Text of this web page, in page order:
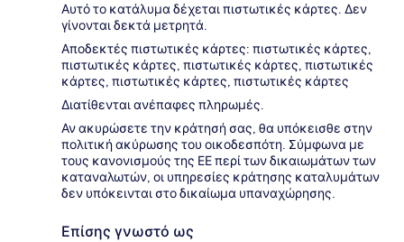
Αυτό το κατάλυμα δέχεται πιστωτικές κάρτες. Δεν
γίνονται δεκτά μετρητά.
Αποδεκτές πιστωτικές κάρτες: πιστωτικές κάρτες,
πιστωτικές κάρτες, πιστωτικές κάρτες, πιστωτικές
κάρτες, πιστωτικές κάρτες, πιστωτικές κάρτες
Διατίθενται ανέπαφες πληρωμές.
Αν ακυρώσετε την κράτησή σας, θα υπόκεισθε στην
πολιτική ακύρωσης του οικοδεσπότη. Σύμφωνα με
τους κανονισμούς της ΕΕ περί των δικαιωμάτων των
καταναλωτών, οι υπηρεσίες κράτησης καταλυμάτων
δεν υπόκεινται στο δικαίωμα υπαναχώρησης.
Επίσης γνωστό ως